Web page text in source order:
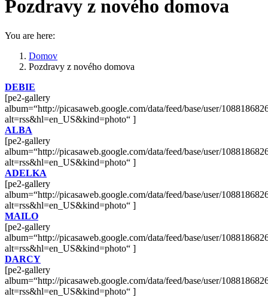
Pozdravy z nového domova
You are here:
Domov
Pozdravy z nového domova
DEBIE
[pe2-gallery
album=“http://picasaweb.google.com/data/feed/base/user/
alt=rss&hl=en_US&kind=photo“ ]
ALBA
[pe2-gallery
album=“http://picasaweb.google.com/data/feed/base/user/
alt=rss&hl=en_US&kind=photo“ ]
ADELKA
[pe2-gallery
album=“http://picasaweb.google.com/data/feed/base/user/
alt=rss&hl=en_US&kind=photo“ ]
MAILO
[pe2-gallery
album=“http://picasaweb.google.com/data/feed/base/user/
alt=rss&hl=en_US&kind=photo“ ]
DARCY
[pe2-gallery
album=“http://picasaweb.google.com/data/feed/base/user/
alt=rss&hl=en_US&kind=photo“ ]